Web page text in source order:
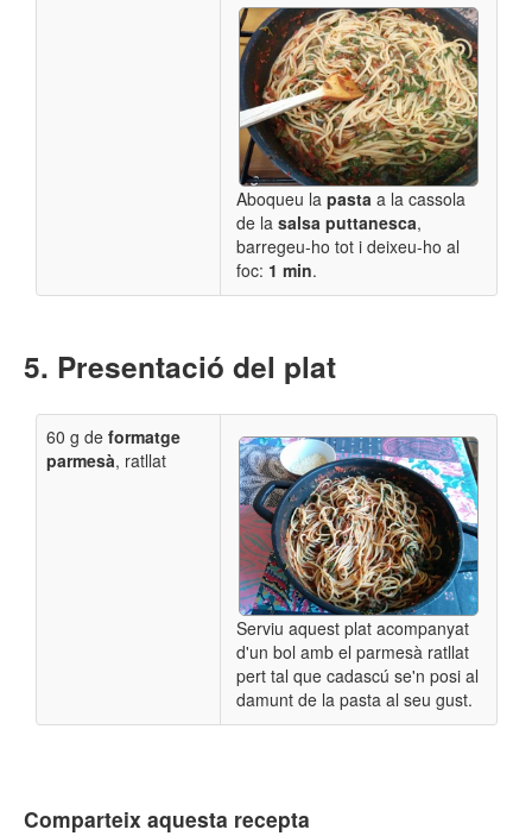
Aboqueu la pastaa la cassola
de la salsa puttanesca,
barregeu-ho tot i deixeu-ho al
foc: 1 min.
Presentació del plat
60 g de formatge
parmesà, ratllat
Serviu aquest plat acompanyat
d'un bol amb el parmesà ratllat
pert tal que cadascú se'n posi al
damunt de la pasta al seu gust.
Comparteix aquesta recepta